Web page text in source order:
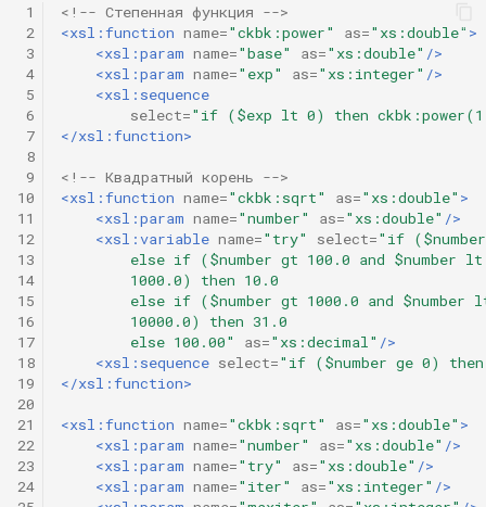
1
2
3
4
5
6
7
8
9
10
11
12
13
14
15
16
17
18
19
20
21
22
23
24
<!-- Степенная функция -->
<xsl:function name="ckbk:power" as="xs:double" >
<xsl:param name="base" as="xs:double" />
<xsl:param name="exp" as="xs:integer" />
<xsl:sequence
select="if ($exp lt 0) then
</xsl:function>
<!-- Квадратный корень -->
<xsl:function name="ckbk:sqrt" as="xs:double" >
<xsl:param name="number" as="xs:double" />
<xsl:variable name="try" select="if
        else if ($number gt 100.0 and $number lt
        1000.0) then 10.0
else if ($number gt 1000.0 and $number
        10000.0) then 31.0
        else 100.00"
as="xs:decimal" />
<xsl:sequence select="if ($number ge 0)
</xsl:function>
<xsl:function name="ckbk:sqrt" as="xs:double" >
<xsl:param name="number" as="xs:double" />
<xsl:param name="try" as="xs:double" />
<xsl:param name="iter" as="xs:integer" />